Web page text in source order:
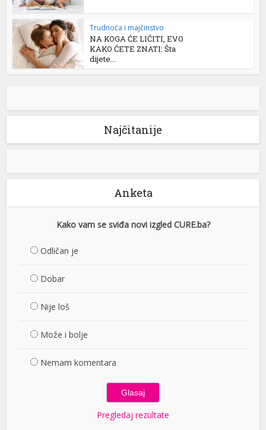
Trudnoća i majčinstvo
NA KOGA ĆE LIČITI, EVO
KAKO ĆETE ZNATI: Šta
dijete...
Najčitanije
Anketa
Kako vam se sviđa novi izgled CURE.ba?
Odličan je
Dobar
Nije loš
Može i bolje
Nemam komentara
Pregledaj rezultate